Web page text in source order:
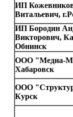
ИП
Витальевич,
ИП Бородин
Викторович,
Обнинск
ООО "Медиа-
Хабаровск
ООО
Курск